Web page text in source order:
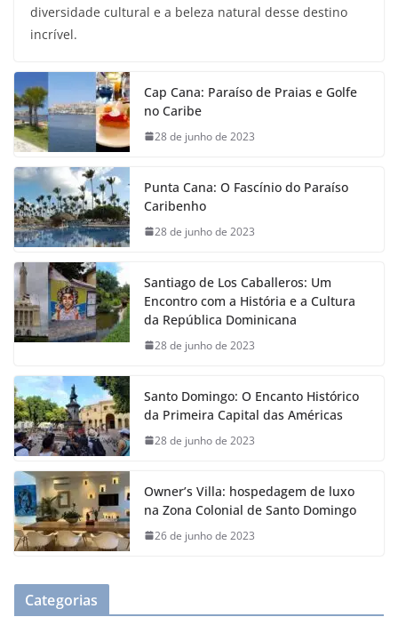
diversidade cultural e a beleza natural desse destino
incrível.
Cap Cana: Paraíso de Praias e Golfe
no Caribe
28 de junho de 2023
Punta Cana: O Fascínio do Paraíso
Caribenho
28 de junho de 2023
Santiago de Los Caballeros: Um
Encontro com a História e a Cultura
da República Dominicana
28 de junho de 2023
Santo Domingo: O Encanto Histórico
da Primeira Capital das Américas
28 de junho de 2023
Owner’s Villa: hospedagem de luxo
na Zona Colonial de Santo Domingo
26 de junho de 2023
Categorias